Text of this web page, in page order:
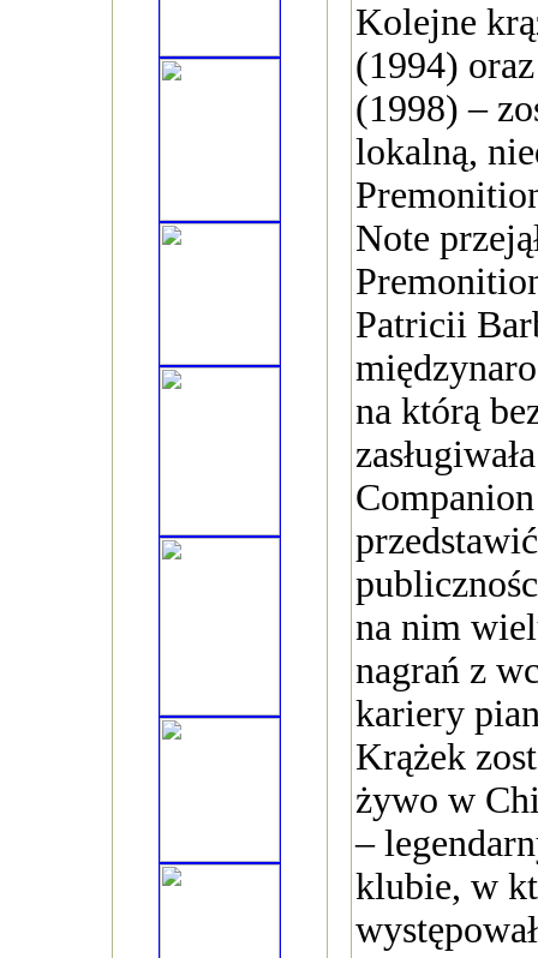
Kolejne
(1994)
(1998) –
lokalną,
Note
Patricii
na którą
na nim
nagrań z
kariery
Krążek
żywo w
–
klubie, w